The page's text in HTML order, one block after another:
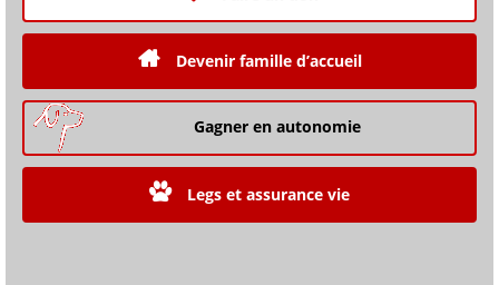
Devenir famille d’accueil
Gagner en autonomie
Legs et assurance vie